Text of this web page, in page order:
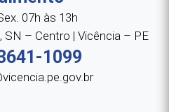
07h às 13h
– Centro | Vicência – PE
1099